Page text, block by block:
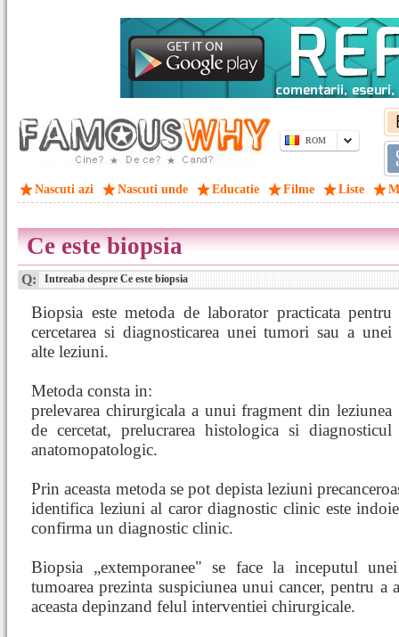
ROM
Nascuti azi Nascuti unde Educatie Filme Liste
Ce este biopsia
Q: Intreaba despre Ce este biopsia
Biopsia este metoda de laborator practicata pentru
cercetarea si diagnosticarea unei tumori sau a unei
alte leziuni.
Metoda consta in:
prelevarea chirurgicala a unui fragment din leziunea
de cercetat, prelucrarea histologica si diagnosticul
anatomopatologic.
Prin aceasta metoda se pot depista leziuni
identifica leziuni al caror diagnostic clinic este
confirma un diagnostic clinic.
Biopsia „extemporanee" se face la inceputul
tumoarea prezinta suspiciunea unui cancer, pentru a
aceasta depinzand felul interventiei chirurgicale.